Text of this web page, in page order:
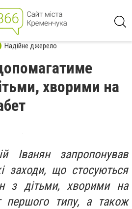
Надійне джерело
хворими на
Іванян запропонував
заходи, що стосуються
з дітьми, хворими на
першого типу, а також